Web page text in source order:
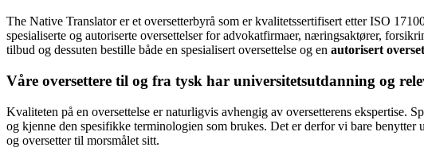
The Native Translator er et oversetterbyrå som er kvalitetssertifisert etter ISO
spesialiserte og autoriserte oversettelser for advokatfirmaer, næringsaktører,
tilbud og dessuten bestille både en spesialisert oversettelse og en autorisert
Våre oversettere til og fra tysk har universitetsutdanning og
Kvaliteten på en oversettelse er naturligvis avhengig av oversetterens ekspertise.
og kjenne den spesifikke terminologien som brukes. Det er derfor vi bare benytter
og oversetter til morsmålet sitt.